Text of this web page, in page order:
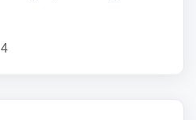
4
230 000